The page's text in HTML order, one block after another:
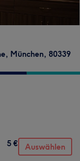
, München, 80339
5 € Auswählen